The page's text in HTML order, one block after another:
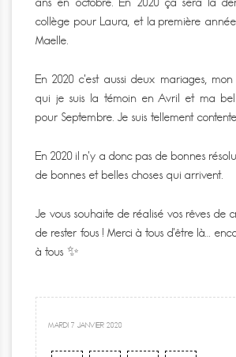
collège pour Laura, et la première
Maelle.
En 2020 c’est aussi deux mariages,
qui je suis la témoin en Avril et ma
pour Septembre. Je suis tellement
En 2020 il n’y a donc pas de bonnes
de bonnes et belles choses qui arrivent.
Je vous souhaite de réalisé vos rêves de
de rester fous ! Merci à tous d’être là…
à tous ✨
MARDI 7 JANVIER 2020